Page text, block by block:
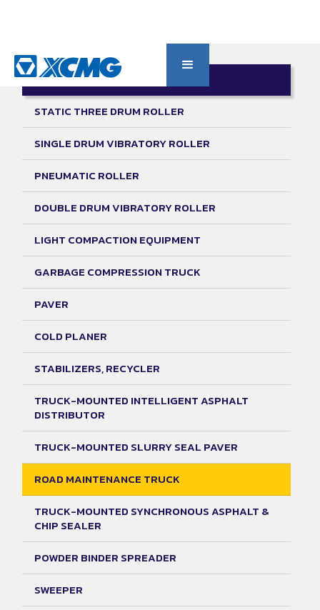
ROAD BUILDING MACHINERY
STATIC THREE DRUM ROLLER
SINGLE DRUM VIBRATORY ROLLER
PNEUMATIC ROLLER
DOUBLE DRUM VIBRATORY ROLLER
LIGHT COMPACTION EQUIPMENT
GARBAGE COMPRESSION TRUCK
PAVER
COLD PLANER
STABILIZERS, RECYCLER
TRUCK-MOUNTED INTELLIGENT ASPHALT
DISTRIBUTOR
TRUCK-MOUNTED SLURRY SEAL PAVER
ROAD MAINTENANCE TRUCK
TRUCK-MOUNTED SYNCHRONOUS ASPHALT &
CHIP SEALER
POWDER BINDER SPREADER
SWEEPER